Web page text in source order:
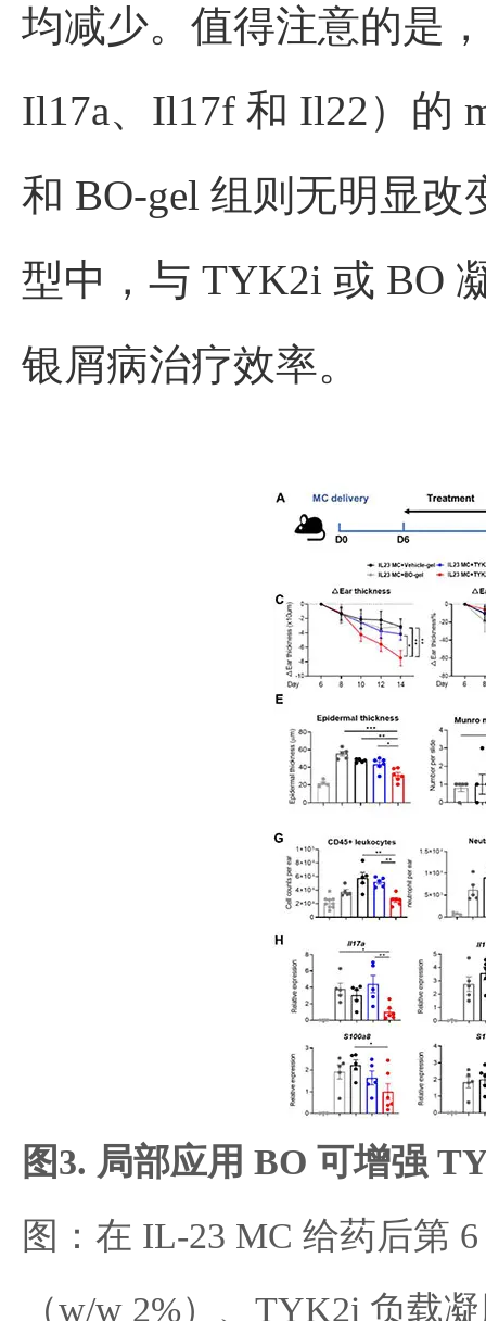
均减少。值得注意的是
Il17a、Il17f 和 Il22）的
和 BO-gel 组则无明显改
型中，与 TYK2i 或 BO
银屑病治疗效率。
图3. 局部应用 BO 可增强
图：在 IL-23 MC 给药后第
（w/w 2%）、TYK2i 负载